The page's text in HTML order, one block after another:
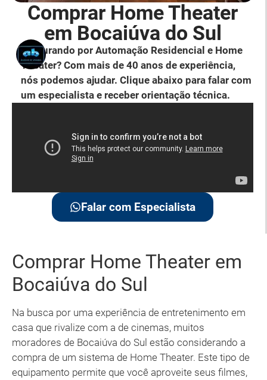
Comprar Home Theater
em Bocaiúva do Sul
Procurando por Automação Residencial e Home
Theater? Com mais de 40 anos de experiência,
nós podemos ajudar. Clique abaixo para falar com
um especialista e receber orientação técnica.
Falar com Especialista
Comprar Home Theater em
Bocaiúva do Sul
Na busca por uma experiência de entretenimento em
casa que rivalize com a de cinemas, muitos
moradores de Bocaiúva do Sul estão considerando a
compra de um sistema de Home Theater. Este tipo de
equipamento permite que você aproveite seus filmes,